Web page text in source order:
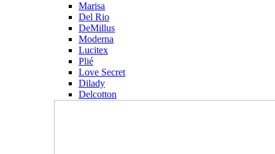
Marisa
Del Rio
DeMillus
Moderna
Lucitex
Plié
Love Secret
Dilady
Delcotton